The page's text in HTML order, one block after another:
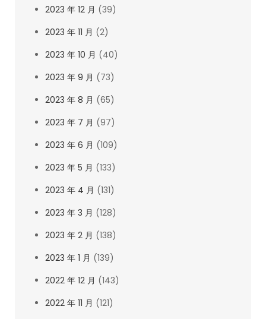
2023 年 12 月 (39)
2023 年 11 月 (2)
2023 年 10 月 (40)
2023 年 9 月 (73)
2023 年 8 月 (65)
2023 年 7 月 (97)
2023 年 6 月 (109)
2023 年 5 月 (133)
2023 年 4 月 (131)
2023 年 3 月 (128)
2023 年 2 月 (138)
2023 年 1 月 (139)
2022 年 12 月 (143)
2022 年 11 月 (121)